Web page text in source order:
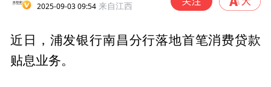
2025-09-03 09:54 来自江西
近日，浦发银行南昌分行落地首笔消费贷款
贴息业务。